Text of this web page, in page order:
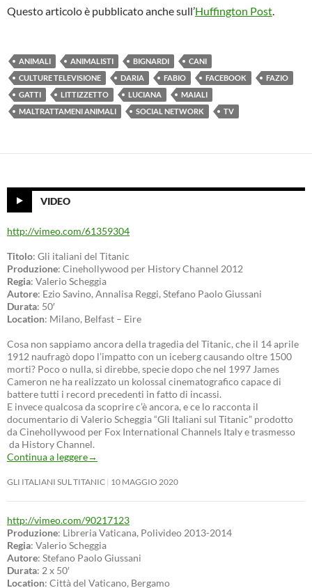
Questo articolo è pubblicato anche sull’Huffington Post.
ANIMALI ANIMALISTI BIGNARDI
CANI
CULTURE TELEVISIONE
DARIA FABIO FACEBOOK
FAZIO
GATTI
LITTIZZETTO LUCIANA
MAIALI
MALTRATTAMENI ANIMALI
SOCIAL NETWORK TV
VIDEO
http://vimeo.com/61359304
Titolo: Gli italiani del Titanic
Produzione: Cinehollywood per History Channel 2012
Regia: Valerio Scheggia
Autore: Ezio Savino, Annalisa Reggi, Stefano Paolo Giussani
Durata: 50′
Location: Milano, Belfast – Eire
Cosa non sappiamo ancora della tragedia del Titanic, che il 14 aprile
1912 naufragò dopo l’impatto con un iceberg causando oltre 1500
morti? Poco o nulla, si direbbe, specie dopo che nel 1997 James
Cameron ne ha realizzato un kolossal cinematografico capace di
battere tutti i record precedenti in fatto di incassi.
E invece qualcosa da scoprire c’è ancora, e ce lo racconta il
documentario di Valerio Scheggia “Gli Italiani sul Titanic” prodotto
da Cinehollywood per Fox International Channels Italy e trasmesso
da History Channel.
Continua a leggere→
GLI ITALIANI SUL TITANIC 10 MAGGIO 2020
http://vimeo.com/90217123
Produzione: Libreria Vaticana, Polivideo 2013-2014
Regia: Valerio Scheggia
Autore: Stefano Paolo Giussani
Durata: 2 x 50′
Location: Città del Vaticano, Bergamo